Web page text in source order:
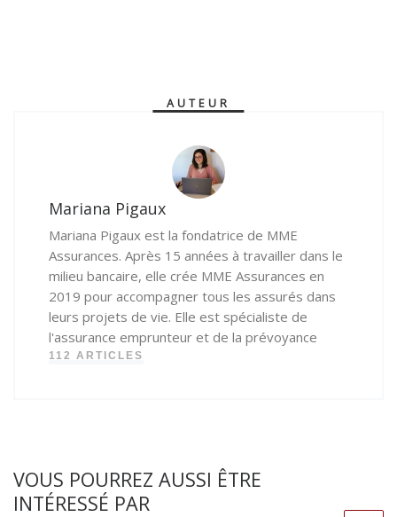
AUTEUR
Mariana Pigaux
Mariana Pigaux est la fondatrice de MME
Assurances. Après 15 années à travailler dans le
milieu bancaire, elle crée MME Assurances en
2019 pour accompagner tous les assurés dans
leurs projets de vie. Elle est spécialiste de
l'assurance emprunteur et de la prévoyance
112 ARTICLES
VOUS POURREZ AUSSI ÊTRE
INTÉRESSÉ PAR